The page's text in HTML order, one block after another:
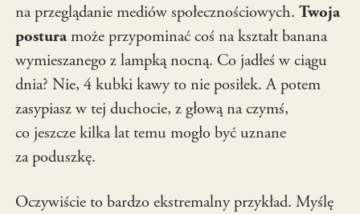
na przeglądanie mediów społecznościowych.Twoja
posturamoże przypominać coś na kształt banana
wymieszanego z lampką nocną. Co jadłeś w ciągu
dnia? Nie, 4 kubki kawy to nie posiłek. A potem
zasypiasz w tej duchocie, z głową na czymś,
co jeszcze kilka lat temu mogło być uznane
za poduszkę.
Oczywiście to bardzo ekstremalny przykład. Myślę